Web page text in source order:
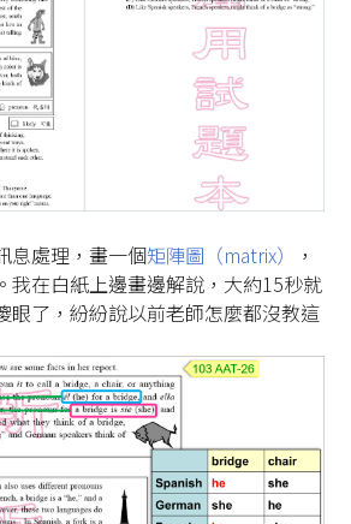
息處理，畫一個矩陣圖（matrix）
，
我在白紙上邊畫邊解說，大約15秒就
眼了，紛紛說以前老師怎麼都沒教這